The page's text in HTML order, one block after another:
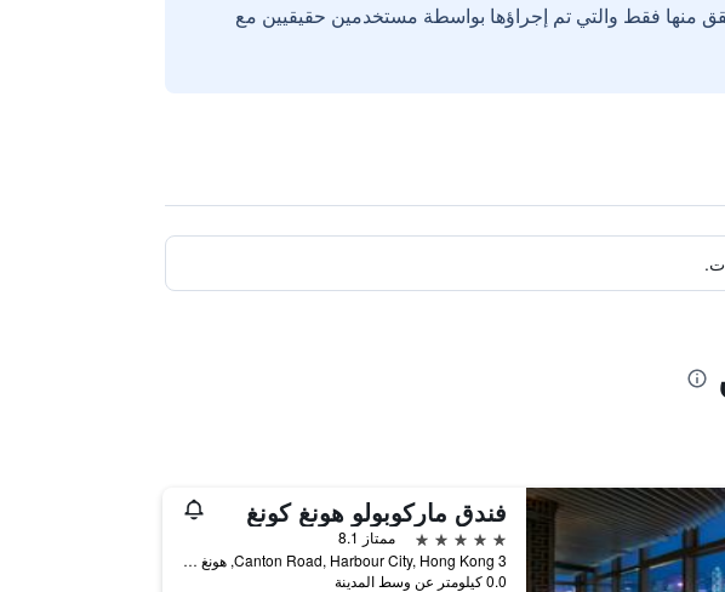
منها فقط والتي تم إجراؤها بواسطة مستخدمين حقيقيين مع
فندق ماركوبولو هونغ كونغ
5 نجوم
ممتاز 8.1
3 Canton Road, Harbour City, Hong Kong, هونغ كونغ
0.0 كيلومتر عن وسط المدينة